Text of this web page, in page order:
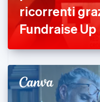
ricorrenti
Fundraise Up
Finlandia
Svenska
Francia
Germania
日本語 English
Gibilterra